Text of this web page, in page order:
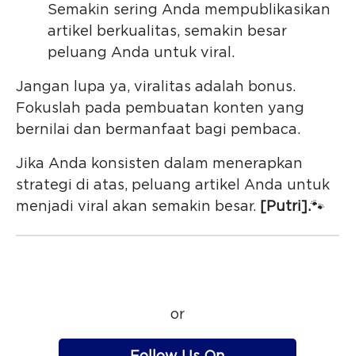
Semakin sering Anda mempublikasikan
artikel berkualitas, semakin besar
peluang Anda untuk viral.
Jangan lupa ya, viralitas adalah bonus.
Fokuslah pada pembuatan konten yang
bernilai dan bermanfaat bagi pembaca.
Jika Anda konsisten dalam menerapkan
strategi di atas, peluang artikel Anda untuk
menjadi viral akan semakin besar. [Putri].🐾
or